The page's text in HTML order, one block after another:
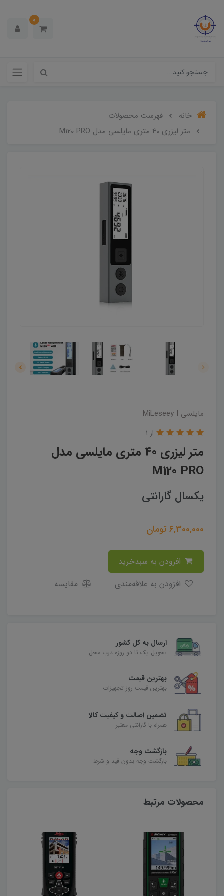
0
خانه
فهرست محصولات
متر لیزری 40 متری مایلسی مدل M120 PRO
مایلسی MiLeseey I
متر لیزری 40 متری مایلسی مدل
M120 PRO
از 1
یکسال گارانتی
6,300,000 تومان
مقایسه
ارسال به کل کشور
تحویل یک تا دو روزه درب محل
بهترین قیمت
بهترین قیمت روز تجهیزات
تضمین اصالت و کیفیت کالا
همراه با گارانتی معتبر
بازگشت وجه
بازگشت وجه بدون قید و شرط
محصولات مرتبط